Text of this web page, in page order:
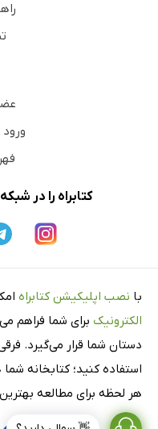
کتابراه را در
با نصب اپلیکیشن کتابراه
الکترونیک برای شما فراهم
دستان شما قرار می‌گیرد.
استفاده کنید؛ کتابخانه
هر لحظه برای مطالعه بهترین